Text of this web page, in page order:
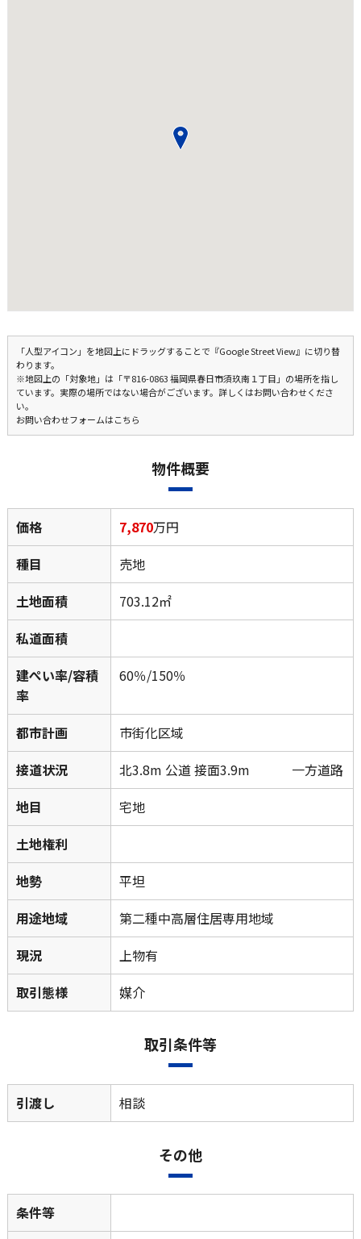
「人型アイコン」を地図上にドラッグすることで『Google Street View』に切り替
わります。
※地図上の「対象地」は「〒816-0863 福岡県春日市須玖南１丁目」の場所を指し
ています。実際の場所ではない場合がございます。詳しくはお問い合わせくださ
い。
お問い合わせフォームはこちら
物件概要
価格 7,870万円
種目
売地
土地面積
703.12㎡
私道面積
建ぺい率/容積
率
60％/150％
都市計画
市街化区域
接道状況
北3.8m 公道 接面3.9m 一方道路
地目
宅地
土地権利
地勢
平坦
用途地域
第二種中高層住居専用地域
現況
上物有
取引態様
媒介
取引条件等
引渡し 相談
その他
条件等